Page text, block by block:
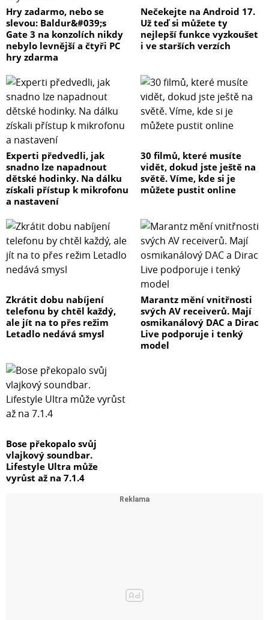
Hry zadarmo, nebo se
slevou: Baldur&#039;s
Gate 3 na konzolích nikdy
nebylo levnější a čtyři PC
hry zdarma
Nečekejte na Android 17.
Už teď si můžete ty
nejlepší funkce vyzkoušet
i ve starších verzích
Experti předvedli, jak
snadno lze napadnout
dětské hodinky. Na dálku
získali přístup k mikrofonu
a nastavení
30 filmů, které musíte
vidět, dokud jste ještě na
světě. Víme, kde si je
můžete pustit online
Zkrátit dobu nabíjení
telefonu by chtěl každý,
ale jít na to přes režim
Letadlo nedává smysl
Marantz mění vnitřnosti
svých AV receiverů. Mají
osmikanálový DAC a Dirac
Live podporuje i tenký
model
Bose překopalo svůj
vlajkový soundbar.
Lifestyle Ultra může
vyrůst až na 7.1.4